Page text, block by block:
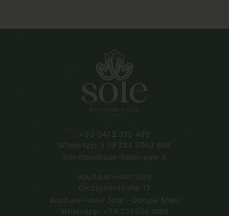
+39 0472 310 499
WhatsApp: +39 324 9263 888
info@boutique-hotel-sole.it
Boutique Hotel Sole
Geizkoflerstraße 17
Boutique Hotel Sole - Google Maps
WhatsApp: +39 3249263888